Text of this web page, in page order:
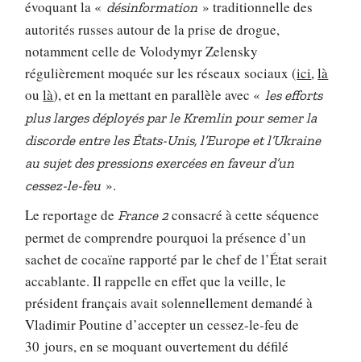
évoquant la « désinformation » traditionnelle des
autorités russes autour de la prise de drogue,
notamment celle de Volodymyr Zelensky
régulièrement moquée sur les réseaux sociaux (ici,là
oulà), et en la mettant en parallèle avec «les efforts
plus larges déployés par le Kremlin pour semer la
discorde entre les États-Unis, l’Europe et l’Ukraine
au sujet des pressions exercées en faveur d’un
cessez-le-feu ».
Le reportage deFrance 2 consacré à cette séquence
permet de comprendre pourquoi la présence d’un
sachet de cocaïne rapporté par le chef de l’État serait
accablante. Il rappelle en effet que la veille, le
président français avait solennellement demandé à
Vladimir Poutine d’accepter un cessez-le-feu de
30 jours, en se moquant ouvertement du défilé